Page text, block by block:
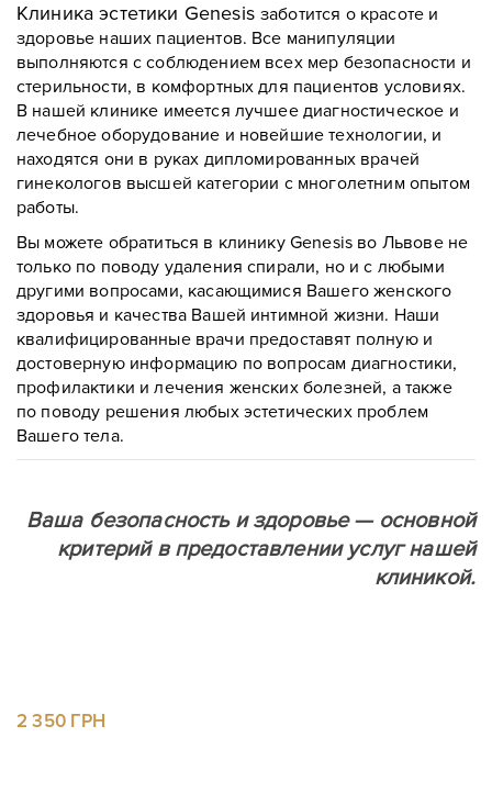
Клиника эстетики Genesis заботится о красоте и
здоровье наших пациентов. Все манипуляции
выполняются с соблюдением всех мер безопасности и
стерильности, в комфортных для пациентов условиях.
В нашей клинике имеется лучшее диагностическое и
лечебное оборудование и новейшие технологии, и
находятся они в руках дипломированных врачей
гинекологов высшей категории с многолетним опытом
работы.
Вы можете обратиться в клинику Genesis во Львове не
только по поводу удаления спирали, но и с любыми
другими вопросами, касающимися Вашего женского
здоровья и качества Вашей интимной жизни. Наши
квалифицированные врачи предоставят полную и
достоверную информацию по вопросам диагностики,
профилактики и лечения женских болезней, а также
по поводу решения любых эстетических проблем
Вашего тела.
Ваша безопасность и здоровье — основной
критерий в предоставлении услуг нашей
клиникой.
2 350 ГРН